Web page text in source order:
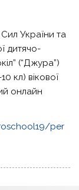
України та
дитячо-
(“Джура”)
кл) вікової
онлайн
per